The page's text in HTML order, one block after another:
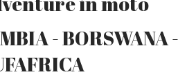
- BORSWANA -